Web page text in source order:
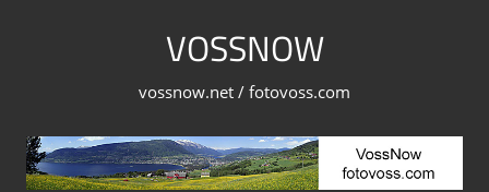
VOSSNOW
vossnow.net / fotovoss.com